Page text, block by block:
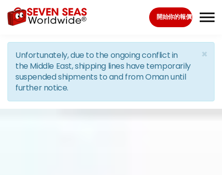
Skip to the content
開始你的報價
×
Unfortunately, due to the ongoing conflict in
the Middle East, shipping lines have temporarily
suspended shipments to and from Oman until
further notice.